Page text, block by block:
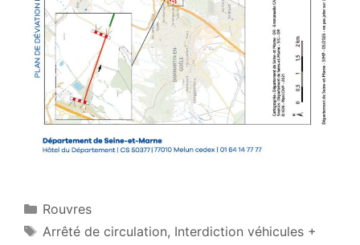
Catégories
Rouvres
Étiquettes
Arrêté de circulation, Interdiction véhicules +